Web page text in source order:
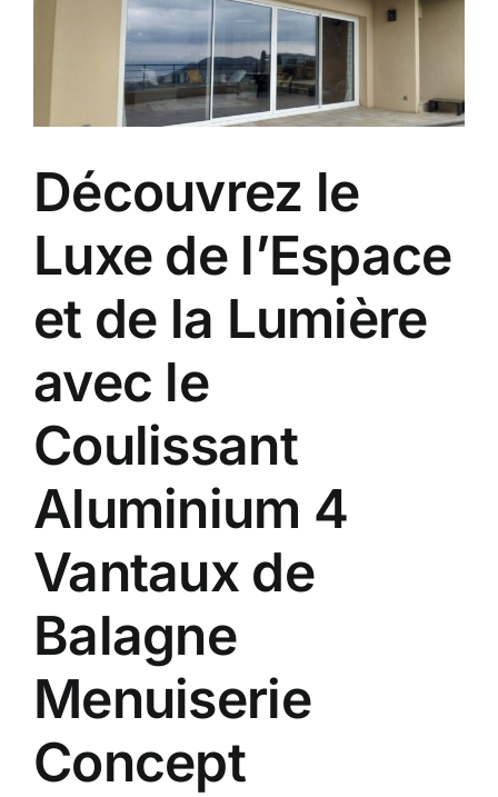
Découvrez le
Luxe de l’Espace
et de la Lumière
avec le
Coulissant
Aluminium 4
Vantaux de
Balagne
Menuiserie
Concept